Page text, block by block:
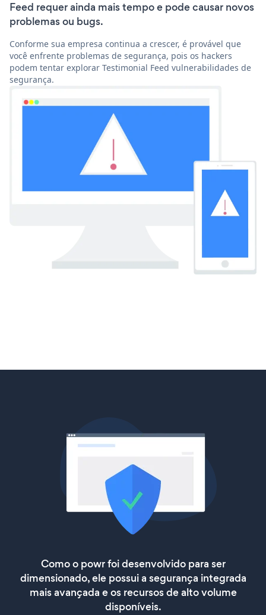
Feed requer ainda mais tempo e pode causar novos
problemas ou bugs.
Conforme sua empresa continua a crescer, é provável que
você enfrente problemas de segurança, pois os hackers
podem tentar explorar Testimonial Feed vulnerabilidades de
segurança.
Como o powr foi desenvolvido para ser
dimensionado, ele possui a segurança integrada
mais avançada e os recursos de alto volume
disponíveis.